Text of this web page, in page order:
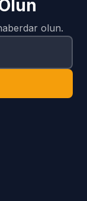
olun.